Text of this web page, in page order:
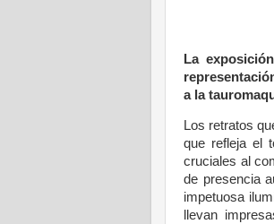
La
a la
Los retratos
que refleja el
cruciales al
de presencia
impetuosa
llevan